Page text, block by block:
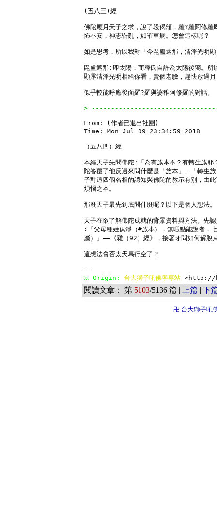
(五八三)經
佛陀應月天子之求，說了段偈頌，羅?羅阿修羅
怖不安，神志昏亂，如罹重病。怎會這樣呢？
如是思考，所以我對「今毘盧遮那，清淨光明
毘盧遮那:即太陽，而釋氏自許為太陽後裔。
顯露清淨光明相給你看，賣個老臉，趕快放過
似乎較能呼應後面羅?羅與婆稚阿修羅的對話。
>
From: (作者已退出社團)
Time: Mon Jul 09 23:34:59 2018
（五八四）經
本經天子先問佛陀:「為有族本不？有轉生族耶
陀答覆了他反過來問什麼是「族本」、「轉生
子對這四個名相的認知與佛陀的教示有別，由
煩惱之本。
那麼天子最先到底問什麼呢？以下是個人想法。
天子在欲了解佛陀成就的背景資料與方法。先
:「父母種姓俱淨（#族本），無暇點能說者，
屬）」——《雜（92）經》，接著オ問如何解脫
這想法會否太天馬行空了？
※ Origin: 台大獅子吼佛學專站 <http://
閱讀文章： 第 5103/5136 篇 | 上篇 | 下
卍 台大獅子吼